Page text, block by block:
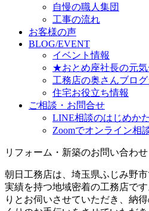
自慢の職人集団
工事の流れ
お客様の声
BLOG/EVENT
イベント情報
★おとめ座社長の元
工務店の奥さんブロ
住宅お役立ち情報
ご相談・お問合せ
LINE相談のはじめかた
Zoomでオンライン相
リフォーム・新築のお問い合わせ
朝日工務店は、埼玉県ふじみ野
実績を持つ地域密着の工務店で
りとお伺いさせていただき、納